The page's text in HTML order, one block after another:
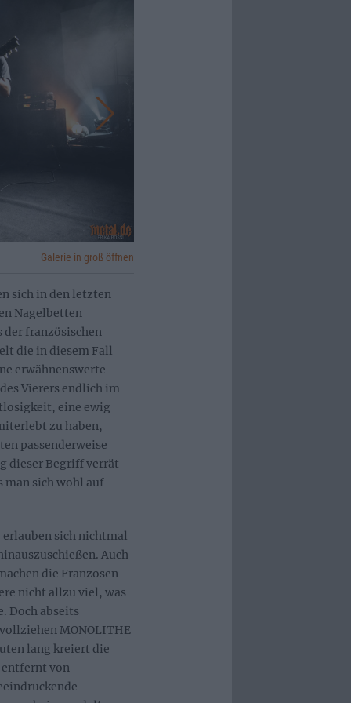
Galerie in groß öffnen
sich in den letzten
Nagelbetten
der französischen
die in diesem Fall
erwähnenswerte
Vierers endlich im
eine ewig
zu haben,
passenderweise
dieser Begriff verrät
man sich wohl auf
erlauben sich nichtmal
Auch
die Franzosen
nicht allzu viel, was
Doch abseits
MONOLITHE
lang kreiert die
von